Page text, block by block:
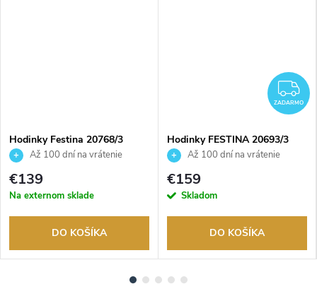
Hodinky Festina 20768/3
Až 100 dní na vrátenie
tovaru. Autorizovaný predajca.
€139
Na externom sklade
DO KOŠÍKA
ZADARMO
Hodinky FESTINA 20693/3
Až 100 dní na vrátenie
tovaru. Autorizovaný predajca.
€159
Skladom
DO KOŠÍKA